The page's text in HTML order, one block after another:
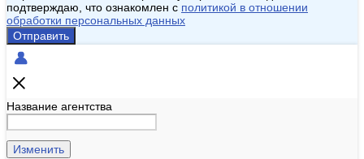
подтверждаю, что ознакомлен с политикой в отношении
обработки персональных данных
Отправить
Название агентства
Изменить